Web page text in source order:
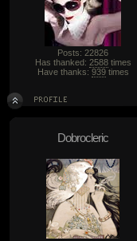
Posts: 22826
Has thanked: 2588times
Have thanks: 939times
Dobrocleric